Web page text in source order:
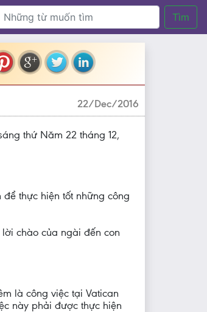
Tìm
22/Dec/2016
thứ Năm 22 tháng 12,
thực hiện tốt những công
chào của ngài đến con
là công việc tại Vatican
này phải được thực hiện